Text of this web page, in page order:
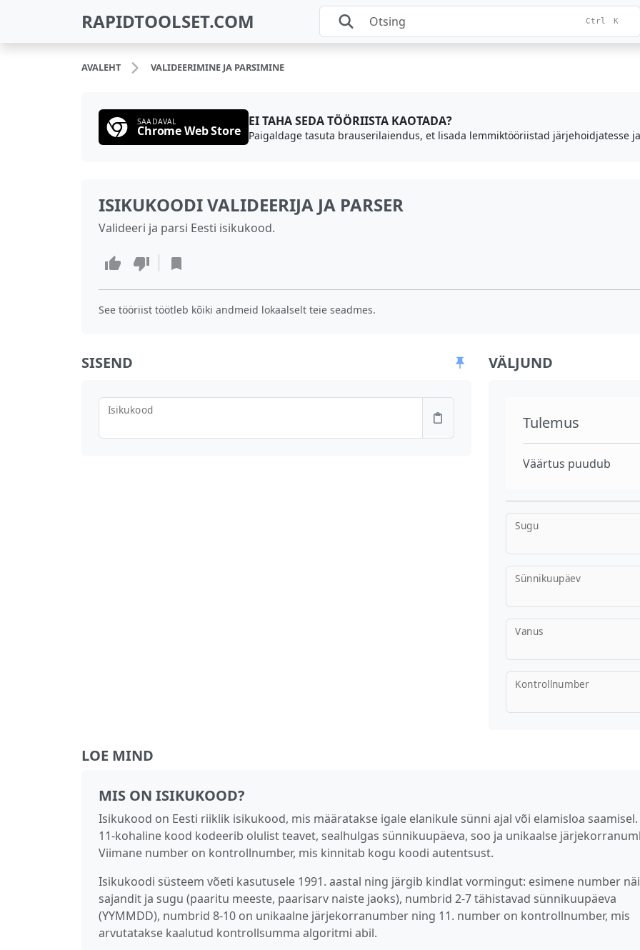
RAPIDTOOLSET.COM Ctrl K
AVALEHT VALIDEERIMINE JA PARSIMINE
SAADAVAL
Chrome Web Store
EI TAHA SEDA TÖÖRIISTA KAOTADA?
Paigaldage tasuta brauserilaiendus, et lisada lemmiktööriistad järjehoidjatesse
ISIKUKOODI VALIDEERIJA JA PARSER
Valideeri ja parsi Eesti isikukood.
See tööriist töötleb kõiki andmeid lokaalselt teie seadmes.
SISEND
Isikukood
VÄLJUND
Tulemus
Väärtus puudub
Sugu
Sünnikuupäev
Vanus
Kontrollnumber
LOE MIND
MIS ON ISIKUKOOD?
Isikukood on Eesti riiklik isikukood, mis määratakse igale elanikule sünni ajal või elamisloa saamisel.
11‑kohaline kood kodeerib olulist teavet, sealhulgas sünnikuupäeva, soo ja unikaalse
Viimane number on kontrollnumber, mis kinnitab kogu koodi autentsust.
Isikukoodi süsteem võeti kasutusele 1991. aastal ning järgib kindlat vormingut: esimene number
sajandit ja sugu (paaritu meeste, paarisarv naiste jaoks), numbrid 2‑7 tähistavad sünnikuupäeva
(YYMMDD), numbrid 8‑10 on unikaalne järjekorranumber ning 11. number on kontrollnumber, mis
arvutatakse kaalutud kontrollsumma algoritmi abil.